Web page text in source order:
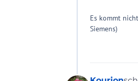
Es kommt
Siemens)